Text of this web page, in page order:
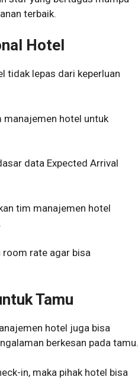
terbaik.
Hotel
tidak lepas dari keperluan
manajemen hotel untuk
data Expected Arrival
tim manajemen hotel
room rate agar bisa
Tamu
hotel juga bisa
berkesan pada tamu.
in, maka pihak hotel bisa